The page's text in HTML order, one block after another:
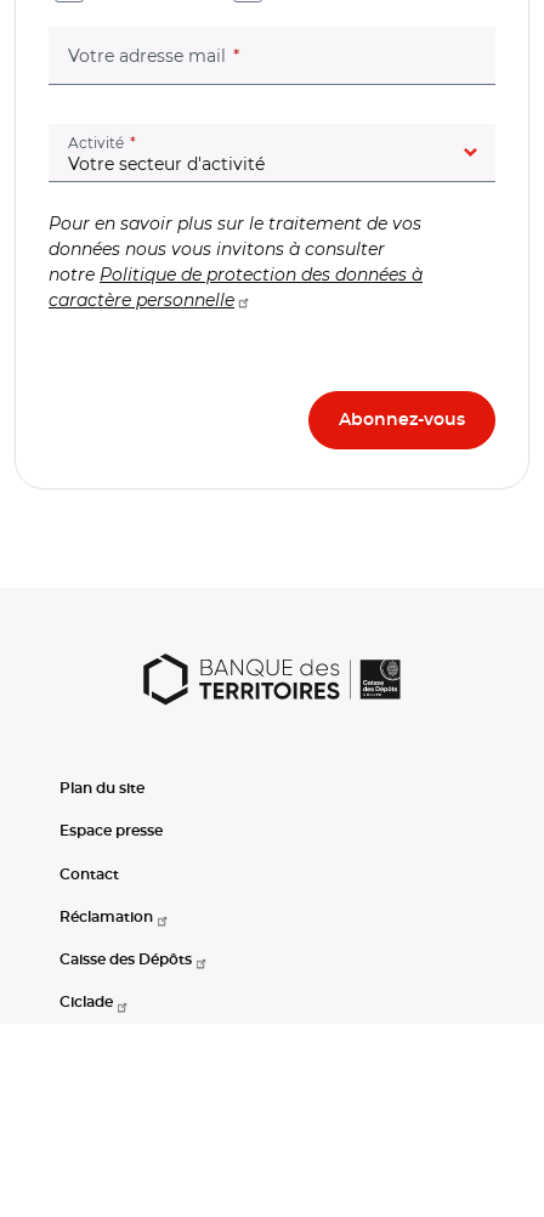
Votre adresse mail (champ obligatoire)
Activité (champ obligatoire)
Pour en savoir plus sur le traitement de vos
données nous vous invitons à consulter
notre Politique de protection des données à
caractère personnelle
Plan du site
Espace presse
Contact
Réclamation
Caisse des Dépôts
Ciclade